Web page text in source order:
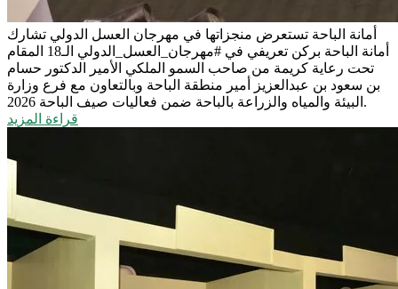
أمانة الباحة تستعرض منجزاتها في مهرجان العسل الدولي تشارك
أمانة الباحة بركن تعريفي في #مهرجان_العسل_الدولي الـ18 المقام
تحت رعاية كريمة من صاحب السمو الملكي الأمير الدكتور حسام
بن سعود بن عبدالعزيز أمير منطقة الباحة وبالتعاون مع فرع وزارة
البيئة والمياه والزراعة بالباحة ضمن فعاليات صيف الباحة 2026.
قراءة المزيد